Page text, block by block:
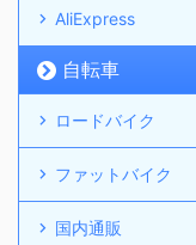
AliExpress
自転車
ロードバイク
ファットバイク
国内通販